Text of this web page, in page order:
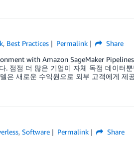
, Best Practices Permalink
Share
with Amazon SageMaker
. 점점 더 많은 기업이 자체 독점 데이터
은 새로운 수익원으로 외부 고객에게 제
,Software Permalink
Share